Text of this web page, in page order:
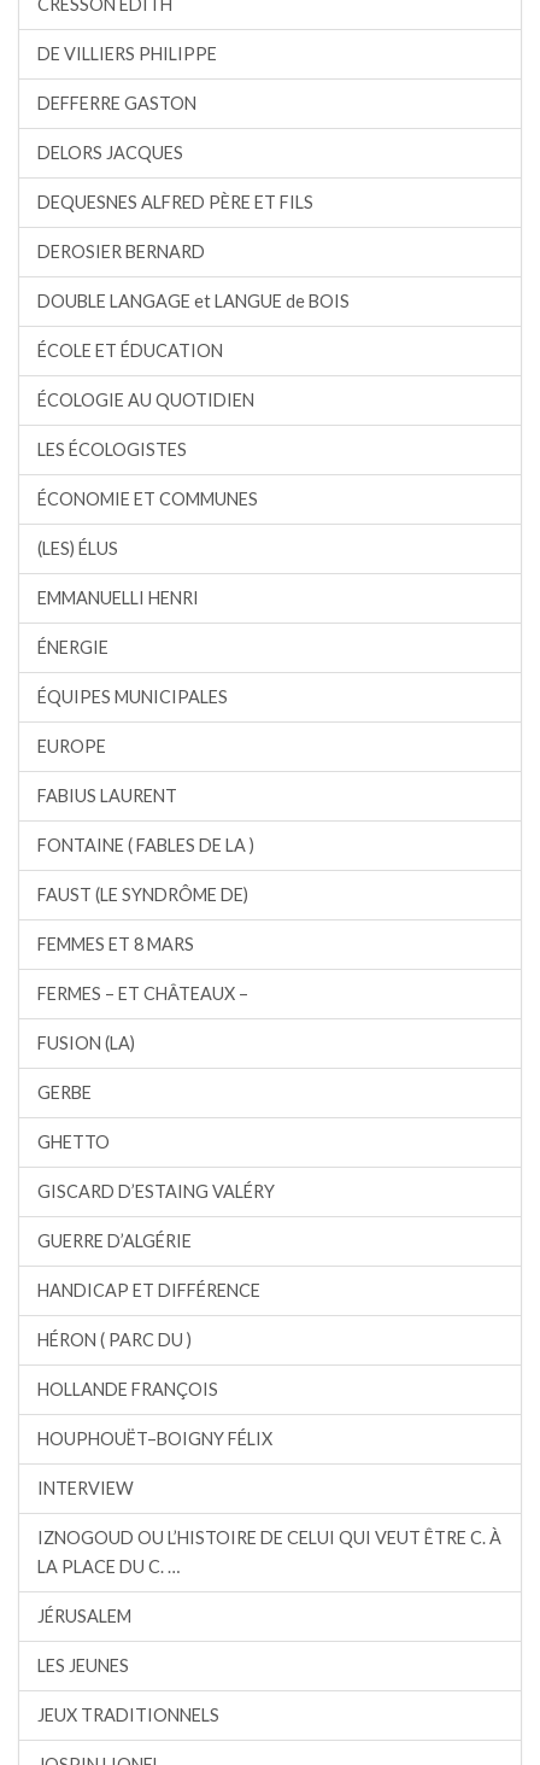
CRESSON EDITH
DE VILLIERS PHILIPPE
DEFFERRE GASTON
DELORS JACQUES
DEQUESNES ALFRED PÈRE ET FILS
DEROSIER BERNARD
DOUBLE LANGAGE et LANGUE de BOIS
ÉCOLE ET ÉDUCATION
ÉCOLOGIE AU QUOTIDIEN
LES ÉCOLOGISTES
ÉCONOMIE ET COMMUNES
(LES) ÉLUS
EMMANUELLI HENRI
ÉNERGIE
ÉQUIPES MUNICIPALES
EUROPE
FABIUS LAURENT
FONTAINE ( FABLES DE LA )
FAUST (LE SYNDRÔME DE)
FEMMES ET 8 MARS
FERMES – ET CHÂTEAUX –
FUSION (LA)
GERBE
GHETTO
GISCARD D’ESTAING VALÉRY
GUERRE D’ALGÉRIE
HANDICAP ET DIFFÉRENCE
HÉRON ( PARC DU )
HOLLANDE FRANÇOIS
HOUPHOUËT–BOIGNY FÉLIX
INTERVIEW
IZNOGOUD OU L’HISTOIRE DE CELUI QUI VEUT ÊTRE C. À
LA PLACE DU C. …
JÉRUSALEM
LES JEUNES
JEUX TRADITIONNELS